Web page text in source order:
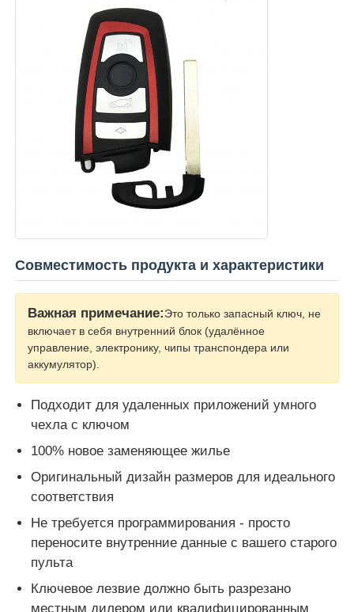
контроль качества
контактные данные
Заготовка ключа зажигания
Одноугольная фрезерная резачка
программист ключа автомобиля
обломок приемоответчика
Станок для изготовления ключей
Умный ключ KEYDIY
Совместимость продукта и характеристики
Важная примечание:Это только запасный ключ, не
включает в себя внутренний блок (удалённое
управление, электронику, чипы транспондера или
аккумулятор).
Подходит для удаленных приложений умного
чехла с ключом
100% новое заменяющее жилье
Оригинальный дизайн размеров для идеального
соответствия
Не требуется программирования - просто
переносите внутренние данные с вашего старого
пульта
Ключевое лезвие должно быть разрезано
местным дилером или квалифицированным